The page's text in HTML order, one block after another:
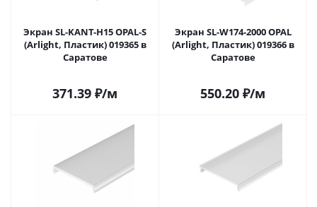
Экран SL-KANT-H15 OPAL-S
(Arlight, Пластик) 019365 в
Саратове
371.39 ₽/м
Экран SL-W174-2000 OPAL
(Arlight, Пластик) 019366 в
Саратове
550.20 ₽/м